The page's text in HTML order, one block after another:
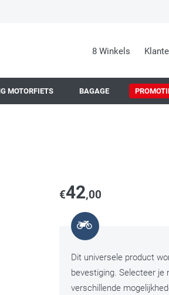
8 Winkels
MOTORFIETS BAGAGE
€42,00
Dit universele product
bevestiging. Selecteer je
verschillende